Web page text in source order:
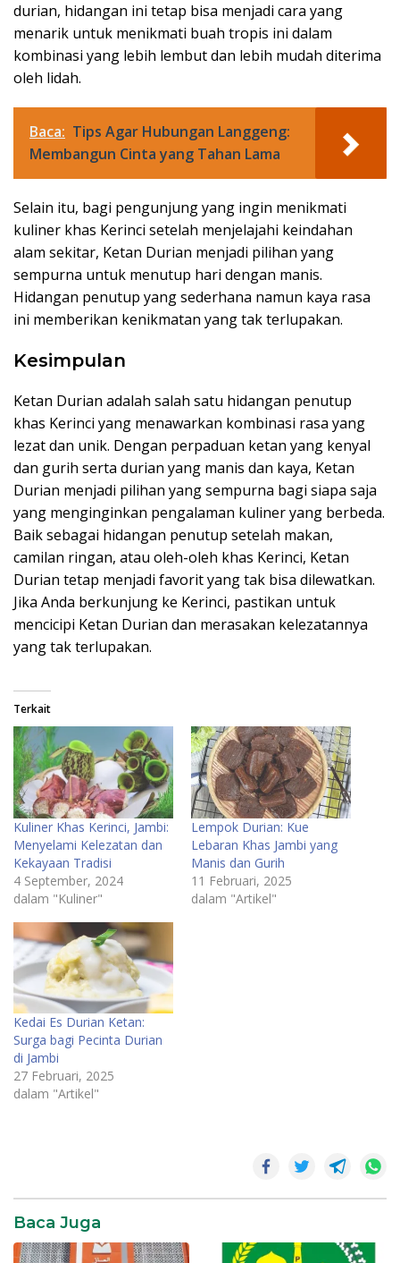
durian, hidangan ini tetap bisa menjadi cara yang
menarik untuk menikmati buah tropis ini dalam
kombinasi yang lebih lembut dan lebih mudah diterima
oleh lidah.
Baca: Tips Agar Hubungan Langgeng:
Membangun Cinta yang Tahan Lama
Selain itu, bagi pengunjung yang ingin menikmati
kuliner khas Kerinci setelah menjelajahi keindahan
alam sekitar, Ketan Durian menjadi pilihan yang
sempurna untuk menutup hari dengan manis.
Hidangan penutup yang sederhana namun kaya rasa
ini memberikan kenikmatan yang tak terlupakan.
Kesimpulan
Ketan Durian adalah salah satu hidangan penutup
khas Kerinci yang menawarkan kombinasi rasa yang
lezat dan unik. Dengan perpaduan ketan yang kenyal
dan gurih serta durian yang manis dan kaya, Ketan
Durian menjadi pilihan yang sempurna bagi siapa saja
yang menginginkan pengalaman kuliner yang berbeda.
Baik sebagai hidangan penutup setelah makan,
camilan ringan, atau oleh-oleh khas Kerinci, Ketan
Durian tetap menjadi favorit yang tak bisa dilewatkan.
Jika Anda berkunjung ke Kerinci, pastikan untuk
mencicipi Ketan Durian dan merasakan kelezatannya
yang tak terlupakan.
Terkait
Kuliner Khas Kerinci, Jambi:
Menyelami Kelezatan dan
Kekayaan Tradisi
4 September, 2024
dalam "Kuliner"
Lempok Durian: Kue
Lebaran Khas Jambi yang
Manis dan Gurih
11 Februari, 2025
dalam "Artikel"
Kedai Es Durian Ketan:
Surga bagi Pecinta Durian
di Jambi
27 Februari, 2025
dalam "Artikel"
Baca Juga